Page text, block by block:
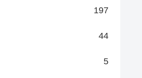
197
44
5